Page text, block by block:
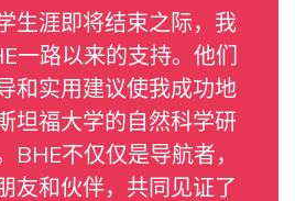
生涯即将结束之际，我
一路以来的支持。他们
和实用建议使我成功地
坦福大学的自然科学研
BHE不仅仅是导航者，
友和伙伴，共同见证了